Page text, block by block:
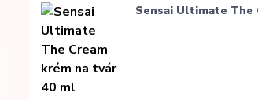
Sensai Ultimate The